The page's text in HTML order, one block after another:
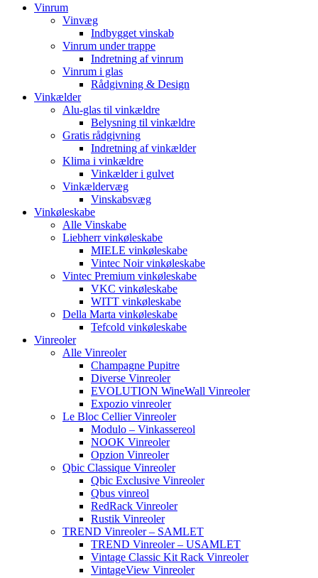
Vinrum
Vinvæg
Indbygget vinskab
Vinrum under trappe
Indretning af vinrum
Vinrum i glas
Rådgivning & Design
Vinkælder
Alu-glas til vinkældre
Belysning til vinkældre
Gratis rådgivning
Indretning af vinkælder
Klima i vinkældre
Vinkælder i gulvet
Vinkældervæg
Vinskabsvæg
Vinkøleskabe
Alle Vinskabe
Liebherr vinkøleskabe
MIELE vinkøleskabe
Vintec Noir vinkøleskabe
Vintec Premium vinkøleskabe
VKC vinkøleskabe
WITT vinkøleskabe
Della Marta vinkøleskabe
Tefcold vinkøleskabe
Vinreoler
Alle Vinreoler
Champagne Pupitre
Diverse Vinreoler
EVOLUTION WineWall Vinreoler
Expozio vinreoler
Le Bloc Cellier Vinreoler
Modulo – Vinkassereol
NOOK Vinreoler
Opzion Vinreoler
Qbic Classique Vinreoler
Qbic Exclusive Vinreoler
Qbus vinreol
RedRack Vinreoler
Rustik Vinreoler
TREND Vinreoler – SAMLET
TREND Vinreoler – USAMLET
Vintage Classic Kit Rack Vinreoler
VintageView Vinreoler